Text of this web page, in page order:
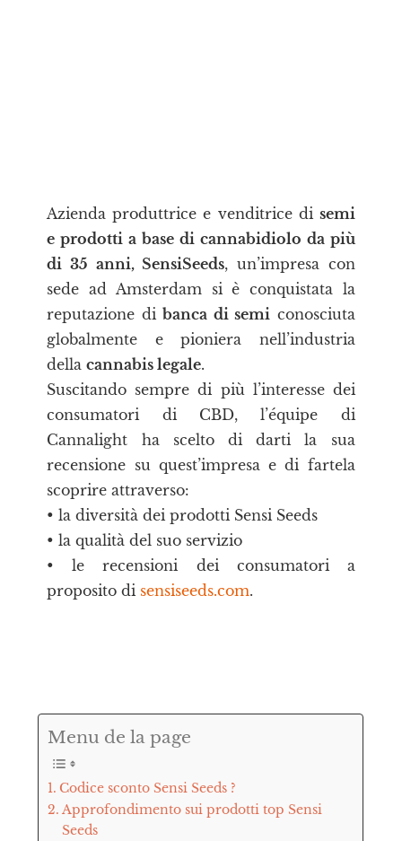
Azienda produttrice e venditrice di semi
e prodotti a base di cannabidiolo da più
di 35 anni, SensiSeeds, un’impresa con
sede ad Amsterdam si è conquistata la
reputazione dibanca di semi conosciuta
globalmente e pioniera nell’industria
dellacannabis legale.
Suscitando sempre di più l’interesse dei
consumatori di CBD, l’équipe di
Cannalight ha scelto di darti la sua
recensione su quest’impresa e di fartela
scoprire attraverso:
• la diversità dei prodotti Sensi Seeds
• la qualità del suo servizio
• le recensioni dei consumatori a
proposito di sensiseeds.com.
Menu de la page
Codice sconto Sensi Seeds ?
Approfondimento sui prodotti top Sensi
Seeds